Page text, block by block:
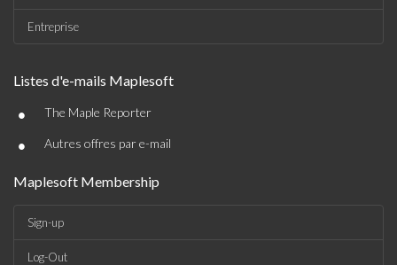
Entreprise
Listes d'e-mails Maplesoft
• The Maple Reporter
• Autres offres par e-mail
Maplesoft Membership
Sign-up
Log-Out